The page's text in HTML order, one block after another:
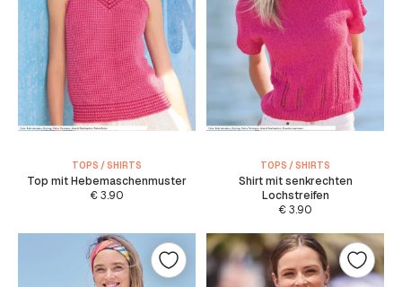
TOPS / SHIRTS
Top mit Hebemaschenmuster
€3.90
TOPS / SHIRTS
Shirt mit senkrechten
Lochstreifen
€3.90